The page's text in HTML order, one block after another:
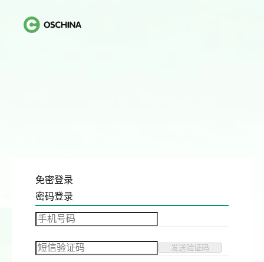
免密登录
密码登录
发送验证码